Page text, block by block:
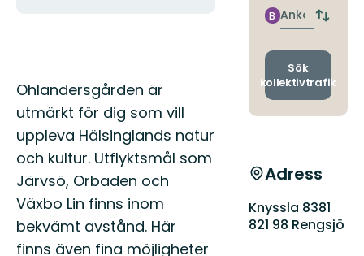
Beskrivning
Ohlandersgården är
utmärkt för dig som vill
uppleva Hälsinglands natur
och kultur. Utflyktsmål som
Järvsö, Orbaden och
Växbo Lin finns inom
bekvämt avstånd. Här
finns även fina möjligheter
Ankomst
B
Byt
och
Sök
kollektivtrafik
Adress
Knyssla 8381
821 98 Rengsjö